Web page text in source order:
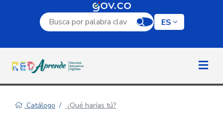
Campo de búsqueda por palabra clave
ES
Catálogo ¿Qué harías tú?